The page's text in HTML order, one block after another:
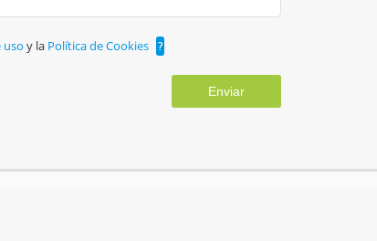
usoy la Política de Cookies ?
Enviar